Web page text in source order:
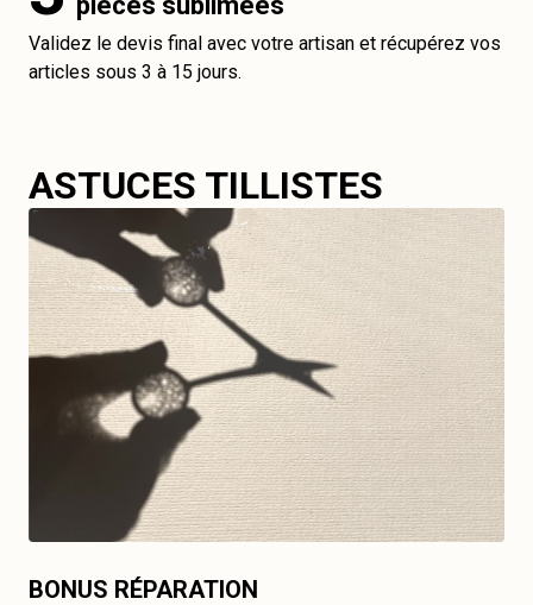
Validez le devis final avec votre artisan et récupérez vos
articles sous 3 à 15 jours.
ASTUCES TILLISTES
BONUS RÉPARATION